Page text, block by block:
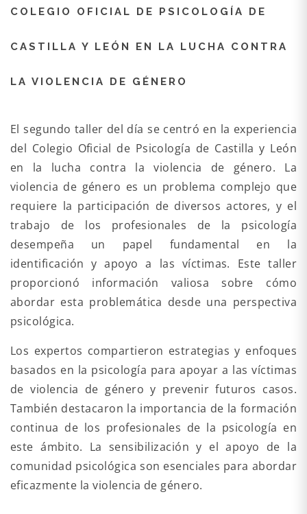
COLEGIO OFICIAL DE PSICOLOGÍA DE
CASTILLA Y LEÓN EN LA LUCHA CONTRA
LA VIOLENCIA DE GÉNERO
El segundo taller del día se centró en la experiencia
del Colegio Oficial de Psicología de Castilla y León
en la lucha contra la violencia de género. La
violencia de género es un problema complejo que
requiere la participación de diversos actores, y el
trabajo de los profesionales de la psicología
desempeña un papel fundamental en la
identificación y apoyo a las víctimas. Este taller
proporcionó información valiosa sobre cómo
abordar esta problemática desde una perspectiva
psicológica.
Los expertos compartieron estrategias y enfoques
basados en la psicología para apoyar a las víctimas
de violencia de género y prevenir futuros casos.
También destacaron la importancia de la formación
continua de los profesionales de la psicología en
este ámbito. La sensibilización y el apoyo de la
comunidad psicológica son esenciales para abordar
eficazmente la violencia de género.